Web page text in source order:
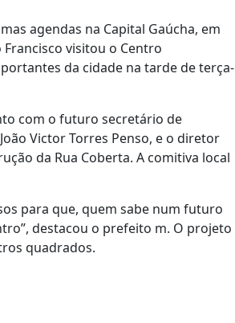
agendas na Capital Gaúcha, em
visitou o Centro
da cidade na tarde de terça-
com o futuro secretário de
Victor Torres Penso, e o diretor
da Rua Coberta. A comitiva local
para que, quem sabe num futuro
destacou o prefeito m. O projeto
quadrados.